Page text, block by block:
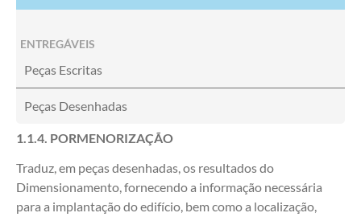
ENTREGÁVEIS
Peças Escritas
Peças Desenhadas
1.1.4. PORMENORIZAÇÃO
Traduz, em peças desenhadas, os resultados do
Dimensionamento, fornecendo a informação necessária
para a implantação do edifício, bem como a localização,